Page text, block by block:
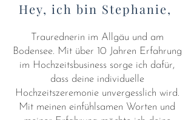
Hey, ich bin Stephanie,
Traurednerin im Allgäu und am
Bodensee. Mit über 10 Jahren Erfahrung
im Hochzeitsbusiness sorge ich dafür,
dass deine individuelle
Hochzeitszeremonie unvergesslich wird.
Mit meinen einfühlsamen Worten und